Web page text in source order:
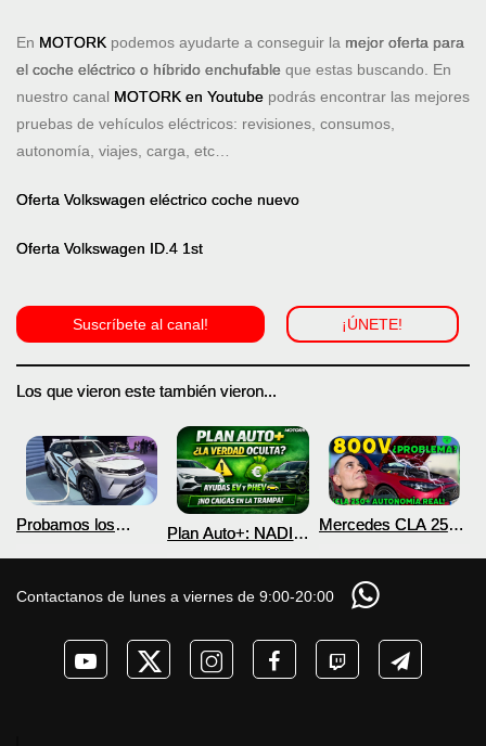
En MOTORK podemos ayudarte a conseguir la mejor oferta para
el coche eléctrico o híbrido enchufable que estas buscando. En
nuestro canal MOTORK en Youtube podrás encontrar las mejores
pruebas de vehículos eléctricos: revisiones, consumos,
autonomía, viajes, carga, etc…
Oferta Volkswagen eléctrico coche nuevo
Oferta Volkswagen ID.4 1st
Suscríbete al canal! ¡ÚNETE!
Los que vieron este también vieron...
Probamos los
DM-i y EV con más
Plan Auto+: NADIE
coches eléctricos y
PHEV 2026
Mercedes CLA 250+
COCHE que NO lo
necesita? PRUEBA
de AUTONOMÍA
Contactanos de lunes a viernes de 9:00-20:00